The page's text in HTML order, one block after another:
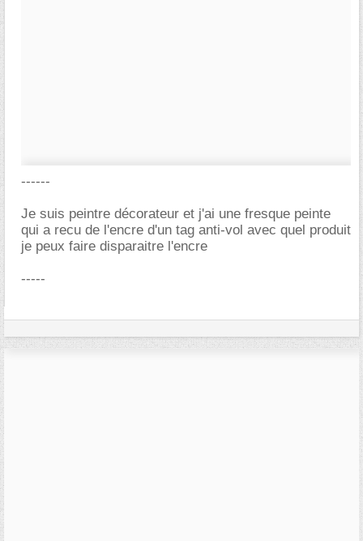
------
Je suis peintre décorateur et j'ai une fresque peinte
qui a recu de l'encre d'un tag anti-vol avec quel produit
je peux faire disparaitre l'encre
-----